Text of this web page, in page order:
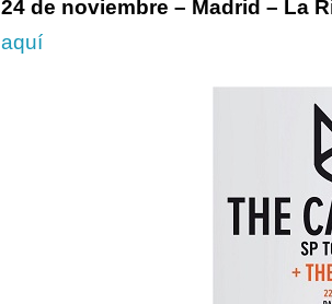
24 de noviembre – Madrid – La
aquí